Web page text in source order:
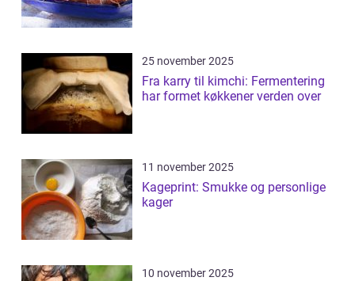
25 november 2025
Fra karry til kimchi: Fermentering
har formet køkkener verden over
11 november 2025
Kageprint: Smukke og personlige
kager
10 november 2025